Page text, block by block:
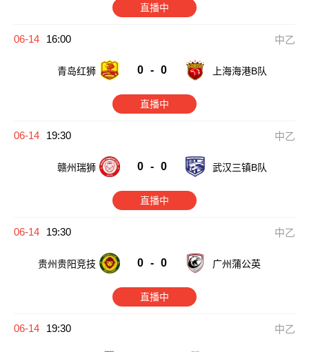
直播中
06-14 16:00 中乙
青岛红狮 0 - 0 上海海港B队
直播中
06-14 19:30 中乙
赣州瑞狮 0 - 0 武汉三镇B队
直播中
06-14 19:30 中乙
贵州贵阳竞技 0 - 0 广州蒲公英
直播中
06-14 19:30 中乙